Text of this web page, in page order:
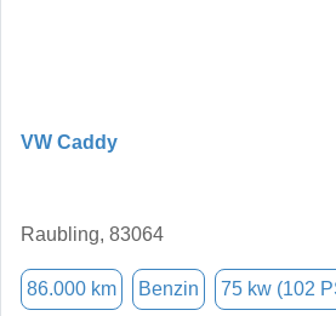
VW Caddy
Raubling, 83064
86.000 km Benzin 75 kw (102